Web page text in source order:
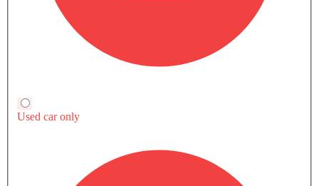
القادمة